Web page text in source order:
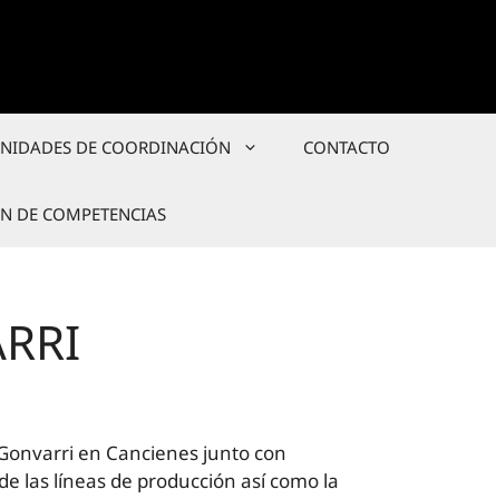
DE COORDINACIÓN CONTACTO
DE COMPETENCIAS
en Cancienes junto con
las líneas de producción así como la